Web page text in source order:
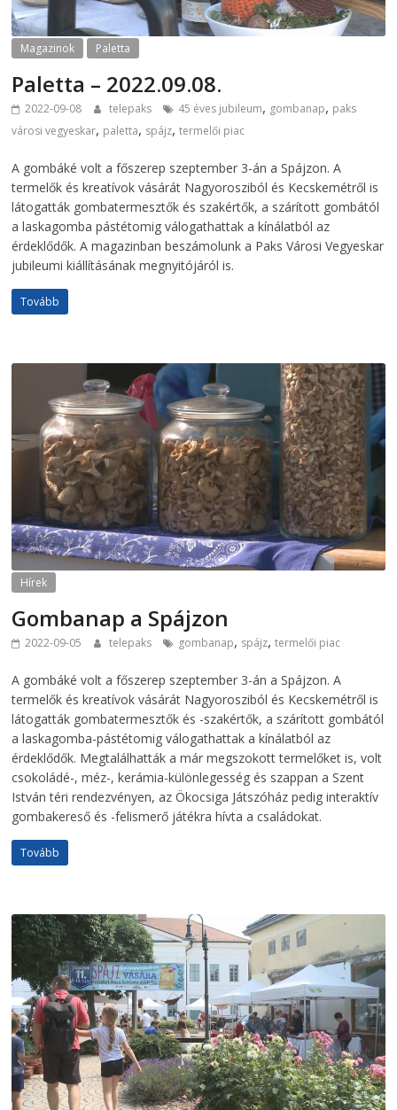
Magazinok Paletta
Paletta – 2022.09.08.
2022-09-08 telepaks 45 éves jubileum, gombanap, paks
városi vegyeskar, paletta, spájz,termelői piac
A gombáké volt a főszerep szeptember 3-án a Spájzon. A
termelők és kreatívok vásárát Nagyorosziból és Kecskemétről is
látogatták gombatermesztők és szakértők, a szárított gombától
a laskagomba pástétomig válogathattak a kínálatból az
érdeklődők. A magazinban beszámolunk a Paks Városi Vegyeskar
jubileumi kiállításának megnyitójáról is.
Tovább
Hírek
Gombanap a Spájzon
2022-09-05 telepaks gombanap, spájz,termelői piac
A gombáké volt a főszerep szeptember 3-án a Spájzon. A
termelők és kreatívok vásárát Nagyorosziból és Kecskemétről is
látogatták gombatermesztők és -szakértők, a szárított gombától
a laskagomba-pástétomig válogathattak a kínálatból az
érdeklődők. Megtalálhatták a már megszokott termelőket is, volt
csokoládé-, méz-, kerámia-különlegesség és szappan a Szent
István téri rendezvényen, az Ökocsiga Játszóház pedig interaktív
gombakereső és -felismerő játékra hívta a családokat.
Tovább